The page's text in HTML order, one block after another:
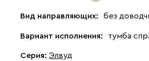
Вид направляющих: без
Вариант исполнения: тумба
Серия: Элвуд